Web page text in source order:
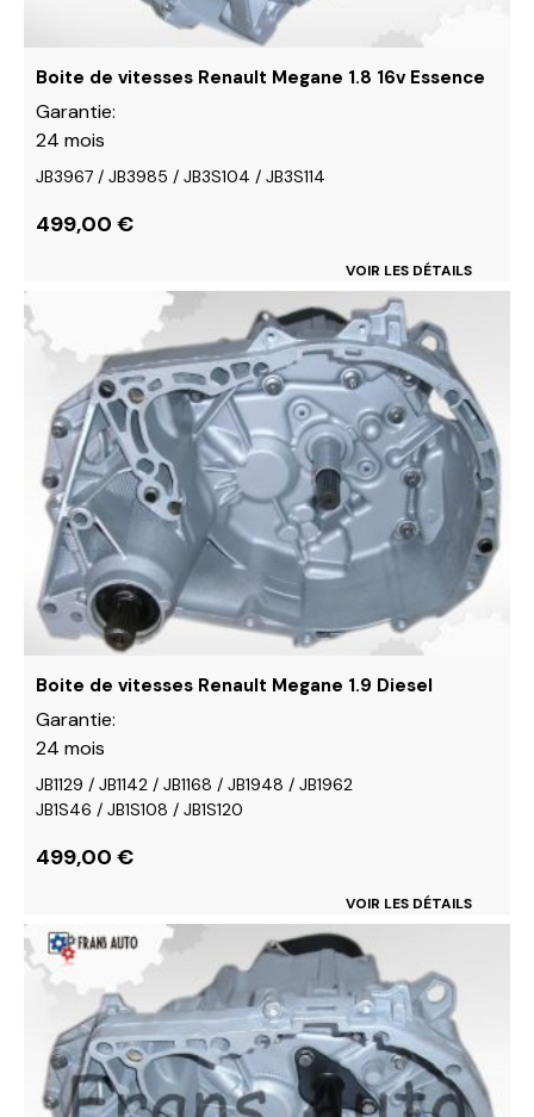
Boite de vitesses Renault Megane 1.8 16v Essence
Garantie:
24 mois
JB3967 / JB3985 / JB3S104 / JB3S114
499,00 €
VOIR LES DÉTAILS
du
Boite de vitesses Renault Megane 1.9 Diesel
Garantie:
24 mois
JB1129 / JB1142 / JB1168 / JB1948 / JB1962
JB1S46 / JB1S108 / JB1S120
499,00 €
VOIR LES DÉTAILS
Ce
produit
plusieurs
variations.
Les
options
peuvent
être
choisies
sur
page
du
Ce
produit
plusieurs
variations.
Les
options